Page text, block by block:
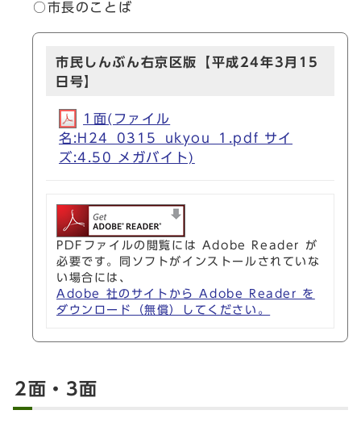
○市長のことば
市民しんぶん右京区版【平成24年3月15
日号】
1面(ファイル
名:H24_0315_ukyou_1.pdf サイ
ズ:4.50 メガバイト)
PDFファイルの閲覧には Adobe Reader が
必要です。同ソフトがインストールされていな
い場合には、
Adobe 社のサイトから Adobe Reader を
ダウンロード（無償）してください。
2面・3面